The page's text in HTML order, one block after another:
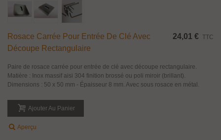
Rosace Carrée Pour Entrée De Clé Avec
Découpe Rectangulaire
24,01 € TTC
Paire de rosace carrée pour entrée de clé avec découpe rectangulaire.
Matière : Inox massif aisi 304 finition brossé ou poli miroir (brillant).
Dimensions : 50 x 50 mm - Épaisseur 8 mm. Avec sous rosace en métal.
Ajouter Au Panier
Aperçu